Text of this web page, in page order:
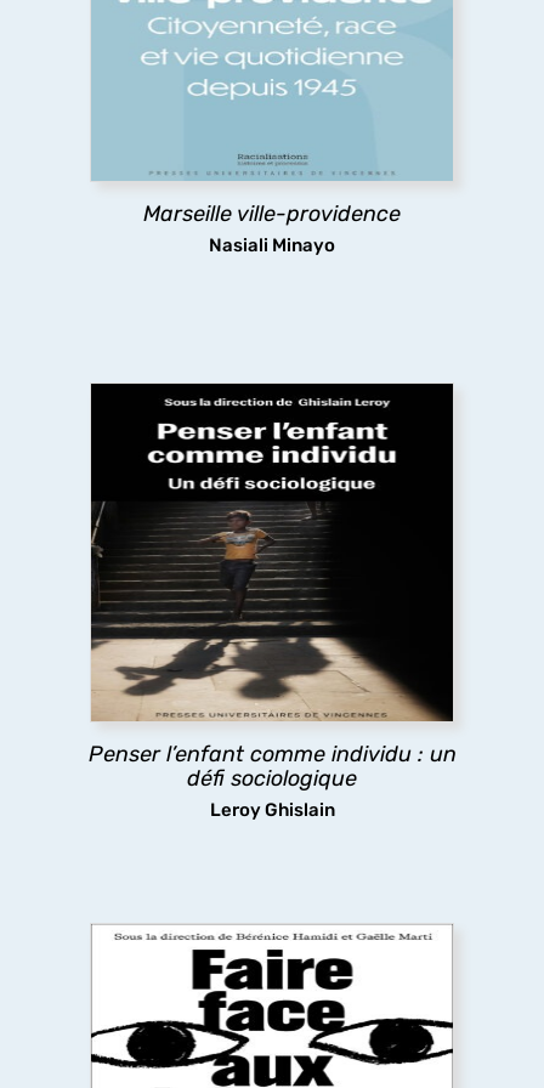
Marseille ville-providence
Nasiali Minayo
L’histoire des liens entre citoyenneté et logement
à Marseille, par une historienne américaine. Un
regard acéré sur le post-colonial, les
redéfinitions du projet impérial français, les
racialisées.
découvrir
Penser l’enfant comme individu : un
défi sociologique
Leroy Ghislain
Penser l’enfant comme individu : un défi
sociologique
Pourquoi un ouvrage de sociologie mettant en
lien
« enfance(s) » et individualité ?
Comment penser à la fois l’enfant comme «
acteur », et comme marqué par les inégalités
sociales ? La question est à la fois scientifique et
politique, donnant à penser sur la place des
découvrir
Faire face aux violences sexistes et
sexuelles